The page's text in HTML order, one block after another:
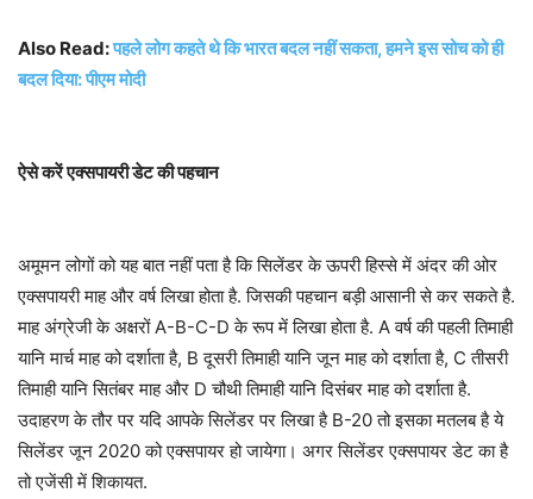
Also Read:पहले लोग कहते थे कि भारत बदल नहीं सकता, हमने इस सोच को ही
बदल दिया: पीएम मोदी
ऐसे करें एक्सपायरी डेट की पहचान
अमूमन लोगों को यह बात नहीं पता है कि सिलेंडर के ऊपरी हिस्से में अंदर की ओर
एक्सपायरी माह और वर्ष लिखा होता है. जिसकी पहचान बड़ी आसानी से कर सकते है.
माह अंग्रेजी के अक्षरों A-B-C-D के रूप में लिखा होता है. A वर्ष की पहली तिमाही
यानि मार्च माह को दर्शाता है, B दूसरी तिमाही यानि जून माह को दर्शाता है, C तीसरी
तिमाही यानि सितंबर माह और D चौथी तिमाही यानि दिसंबर माह को दर्शाता है.
उदाहरण के तौर पर यदि आपके सिलेंडर पर लिखा है B-20 तो इसका मतलब है ये
सिलेंडर जून 2020 को एक्सपायर हो जायेगा। अगर सिलेंडर एक्सपायर डेट का है
तो एजेंसी में शिकायत.